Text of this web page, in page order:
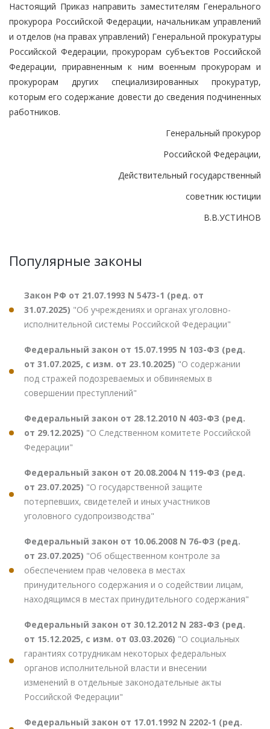
Настоящий Приказ направить заместителям Генерального
прокурора Российской Федерации, начальникам управлений
и отделов (на правах управлений) Генеральной прокуратуры
Российской Федерации, прокурорам субъектов Российской
Федерации, приравненным к ним военным прокурорам и
прокурорам других специализированных прокуратур,
которым его содержание довести до сведения подчиненных
работников.
Генеральный прокурор
Российской Федерации,
Действительный государственный
советник юстиции
В.В.УСТИНОВ
Популярные законы
Закон РФ от 21.07.1993 N 5473-1 (ред. от
31.07.2025) "Об учреждениях и органах уголовно-
исполнительной системы Российской Федерации"
Федеральный закон от 15.07.1995 N 103-ФЗ (ред.
от 31.07.2025, с изм. от 23.10.2025) "О содержании
под стражей подозреваемых и обвиняемых в
совершении преступлений"
Федеральный закон от 28.12.2010 N 403-ФЗ (ред.
от 29.12.2025) "О Следственном комитете Российской
Федерации"
Федеральный закон от 20.08.2004 N 119-ФЗ (ред.
от 23.07.2025) "О государственной защите
потерпевших, свидетелей и иных участников
уголовного судопроизводства"
Федеральный закон от 10.06.2008 N 76-ФЗ (ред.
от 23.07.2025) "Об общественном контроле за
обеспечением прав человека в местах
принудительного содержания и о содействии лицам,
находящимся в местах принудительного содержания"
Федеральный закон от 30.12.2012 N 283-ФЗ (ред.
от 15.12.2025, с изм. от 03.03.2026) "О социальных
гарантиях сотрудникам некоторых федеральных
органов исполнительной власти и внесении
изменений в отдельные законодательные акты
Российской Федерации"
Федеральный закон от 17.01.1992 N 2202-1 (ред.